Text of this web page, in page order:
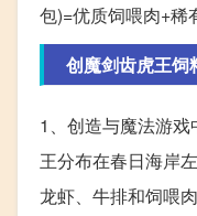
包)=优质饲喂肉+稀
创魔剑齿虎王饲
1、创造与魔法游
王分布在春日海岸
龙虾、牛排和饲喂